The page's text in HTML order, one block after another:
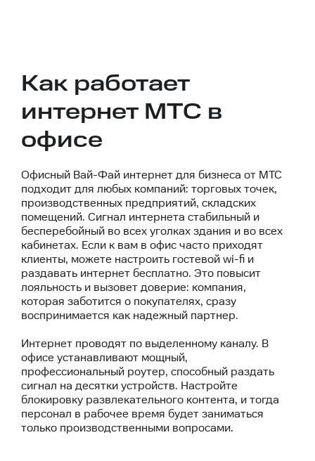
Как работает
интернет МТС в
офисе
Офисный Вай-Фай интернет для бизнеса от МТС
подходит для любых компаний: торговых точек,
производственных предприятий, складских
помещений. Сигнал интернета стабильный и
бесперебойный во всех уголках здания и во всех
кабинетах. Если к вам в офис часто приходят
клиенты, можете настроить гостевой wi-fi и
раздавать интернет бесплатно. Это повысит
лояльность и вызовет доверие: компания,
которая заботится о покупателях, сразу
воспринимается как надежный партнер.
Интернет проводят по выделенному каналу. В
офисе устанавливают мощный,
профессиональный роутер, способный раздать
сигнал на десятки устройств. Настройте
блокировку развлекательного контента, и тогда
персонал в рабочее время будет заниматься
только производственными вопросами.